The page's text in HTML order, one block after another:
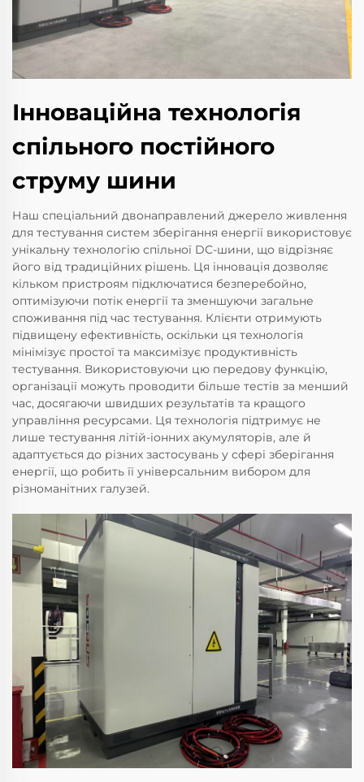
Інноваційна технологія
спільного постійного
струму шини
Наш спеціальний двонаправлений джерело живлення
для тестування систем зберігання енергії використовує
унікальну технологію спільної DC-шини, що відрізняє
його від традиційних рішень. Ця інновація дозволяє
кільком пристроям підключатися безперебойно,
оптимізуючи потік енергії та зменшуючи загальне
споживання під час тестування. Клієнти отримують
підвищену ефективність, оскільки ця технологія
мінімізує простої та максимізує продуктивність
тестування. Використовуючи цю передову функцію,
організації можуть проводити більше тестів за менший
час, досягаючи швидших результатів та кращого
управління ресурсами. Ця технологія підтримує не
лише тестування літій-іонних акумуляторів, але й
адаптується до різних застосувань у сфері зберігання
енергії, що робить її універсальним вибором для
різноманітних галузей.